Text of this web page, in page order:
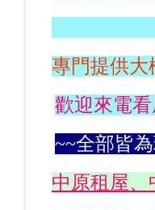
專門提供大
歡迎來電
~~全部皆
中原租屋、